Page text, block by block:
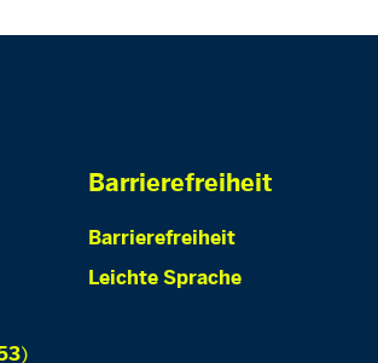
)
Barrierefreiheit
Barrierefreiheit
Leichte Sprache